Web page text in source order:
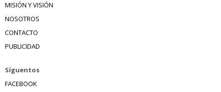
MISIÓN Y VISIÓN
NOSOTROS
CONTACTO
PUBLICIDAD
Síguentos
FACEBOOK